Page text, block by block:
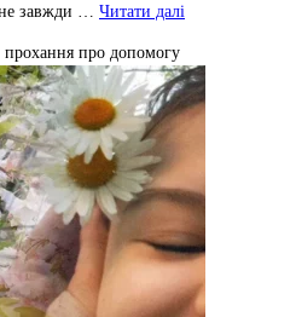
не завжди … Читати далі
про допомогу